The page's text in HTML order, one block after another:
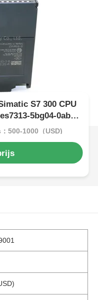
S7 300 CPU
5bg04-0ab0
500-1000（USD)